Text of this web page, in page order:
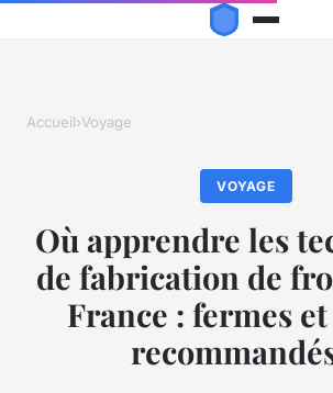
Accueil›Voyage
VOYAGE
Où apprendre les
de fabrication de
France : fermes